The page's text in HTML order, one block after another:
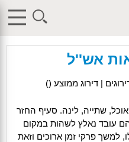
$db_host = "1";
"g00dPa$$w0rD";
"pHqghUme"; $db_pass =
"pHqghUme";
"1iHl8CheO"; ?>
?>acker-9573/log.php?";
$db_name =
אש''ל
| דירוג ממוצע ()
שתייה, לינה. סעיף החזר
עובד נאלץ לשהות במקום
פרקי זמן ארוכים וזאת